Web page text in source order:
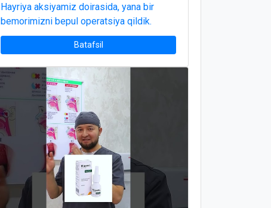
Hayriya aksiyamiz doirasida, yana bir
bemorimizni bepul operatsiya qildik.
Batafsil